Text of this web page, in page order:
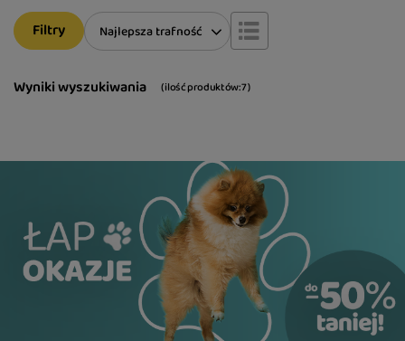
Wyniki wyszukiwania ( ilość produktów:7)
Zmień sortowanie
Najlepsza trafność
Filtry